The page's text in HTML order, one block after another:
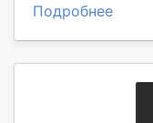
Подробнее